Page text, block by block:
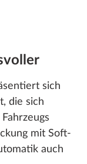
sich
die sich
mit Soft-
auch